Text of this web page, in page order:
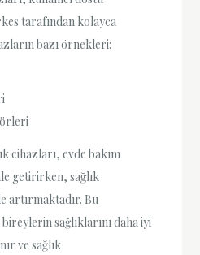
tarafından kolayca
bazı örnekleri:
cihazları, evde bakım
getirirken, sağlık
artırmaktadır. Bu
sağlıklarını daha iyi
ve sağlık